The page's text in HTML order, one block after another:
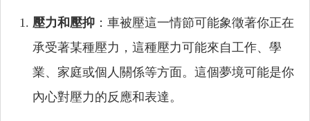
壓力和壓抑 ：車被壓這一情節可能象徵著你正在
承受著某種壓力，這種壓力可能來自工作、學
業、家庭或個人關係等方面。這個夢境可能是你
內心對壓力的反應和表達。